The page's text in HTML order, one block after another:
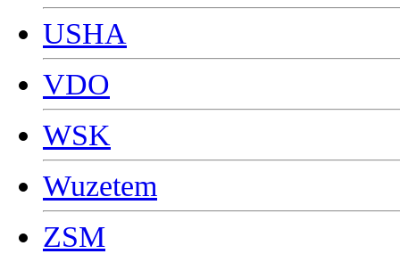
USHA
VDO
WSK
Wuzetem
ZSM